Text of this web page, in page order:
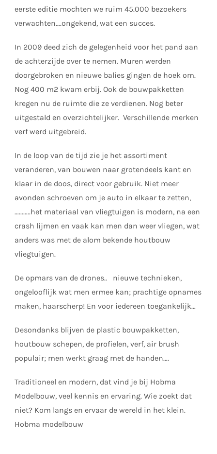
eerste editie mochten we ruim 45.000 bezoekers
verwachten….ongekend, wat een succes.
In 2009 deed zich de gelegenheid voor het pand aan
de achterzijde over te nemen. Muren werden
doorgebroken en nieuwe balies gingen de hoek om.
Nog 400 m2 kwam erbij. Ook de bouwpakketten
kregen nu de ruimte die ze verdienen. Nog beter
uitgestald en overzichtelijker. Verschillende merken
verf werd uitgebreid.
In de loop van de tijd zie je het assortiment
veranderen, van bouwen naar grotendeels kant en
klaar in de doos, direct voor gebruik. Niet meer
avonden schroeven om je auto in elkaar te zetten,
………..het materiaal van vliegtuigen is modern, na een
crash lijmen en vaak kan men dan weer vliegen, wat
anders was met de alom bekende houtbouw
vliegtuigen.
De opmars van de drones.. nieuwe technieken,
ongelooflijk wat men ermee kan; prachtige opnames
maken, haarscherp! En voor iedereen toegankelijk…
Desondanks blijven de plastic bouwpakketten,
houtbouw schepen, de profielen, verf, air brush
populair; men werkt graag met de handen….
Traditioneel en modern, dat vind je bij Hobma
Modelbouw, veel kennis en ervaring. Wie zoekt dat
niet? Kom langs en ervaar de wereld in het klein.
Hobma modelbouw